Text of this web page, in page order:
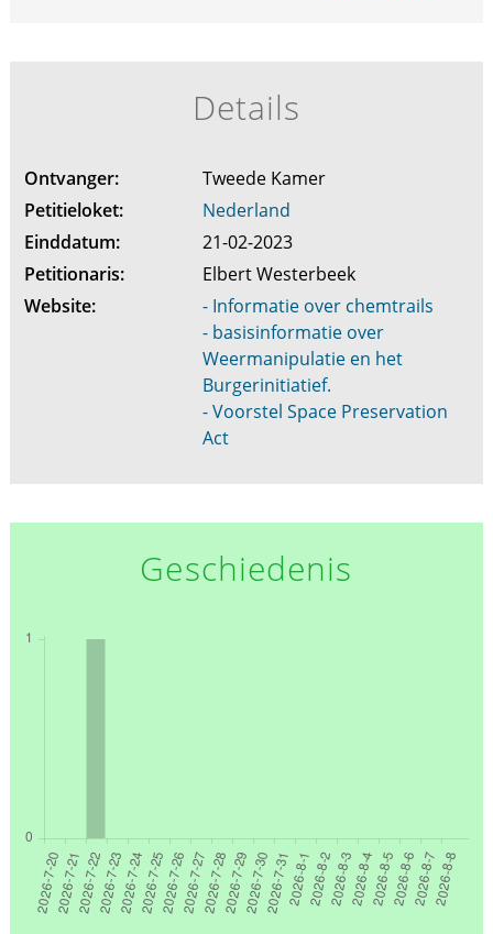
Details
Ontvanger:
Tweede Kamer
Petitieloket:
Nederland
Einddatum:
21-02-2023
Petitionaris:
Elbert Westerbeek
Website:
- Informatie over chemtrails
- basisinformatie over
Weermanipulatie en het
Burgerinitiatief.
- Voorstel Space Preservation
Act
Geschiedenis